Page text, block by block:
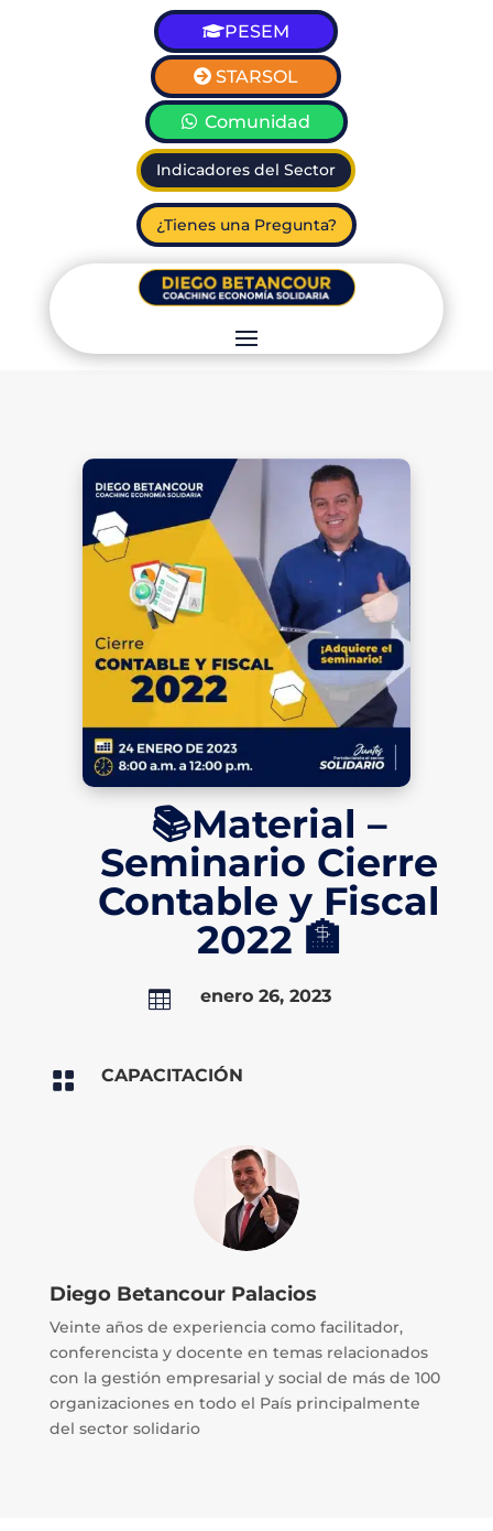
PESEM
STARSOL
Comunidad
Indicadores del Sector
¿Tienes una Pregunta?
📚Material –
Seminario Cierre
Contable y Fiscal
2022 🏦
 enero 26, 2023
 CAPACITACIÓN
Diego Betancour Palacios
Veinte años de experiencia como facilitador,
conferencista y docente en temas relacionados
con la gestión empresarial y social de más de 100
organizaciones en todo el País principalmente
del sector solidario